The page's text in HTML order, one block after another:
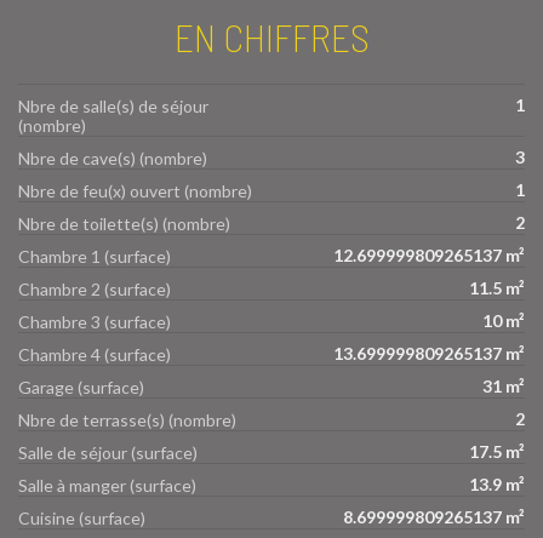
EN CHIFFRES
Nbre de salle(s) de séjour
(nombre)
1
Nbre de cave(s) (nombre)
3
Nbre de feu(x) ouvert (nombre)
1
Nbre de toilette(s) (nombre)
2
Chambre 1 (surface)
12.699999809265137 m²
Chambre 2 (surface)
11.5 m²
Chambre 3 (surface)
10 m²
Chambre 4 (surface)
13.699999809265137 m²
Garage (surface)
31 m²
Nbre de terrasse(s) (nombre)
2
Salle de séjour (surface)
17.5 m²
Salle à manger (surface)
13.9 m²
Cuisine (surface)
8.699999809265137 m²